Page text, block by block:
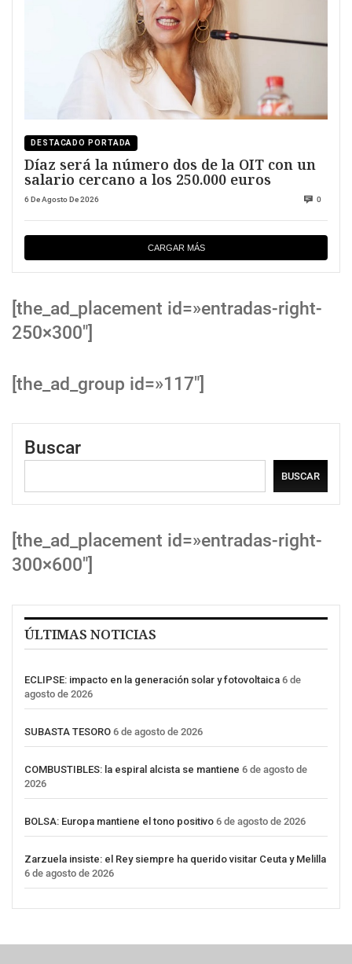
DESTACADO PORTADA
Díaz será la número dos de la OIT con un
salario cercano a los 250.000 euros
6 De Agosto De 2026 0
CARGAR MÁS
[the_ad_placement id=»entradas-right-
250×300″]
[the_ad_group id=»117″]
Buscar
BUSCAR
[the_ad_placement id=»entradas-right-
300×600″]
ÚLTIMAS NOTICIAS
ECLIPSE: impacto en la generación solar y fotovoltaica 6 de
agosto de 2026
SUBASTA TESORO 6 de agosto de 2026
COMBUSTIBLES: la espiral alcista se mantiene 6 de agosto de
2026
BOLSA: Europa mantiene el tono positivo 6 de agosto de 2026
Zarzuela insiste: el Rey siempre ha querido visitar Ceuta y Melilla
6 de agosto de 2026